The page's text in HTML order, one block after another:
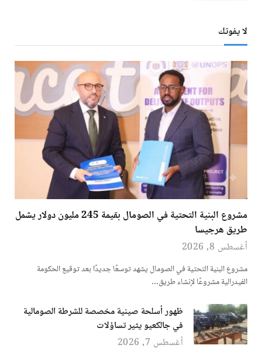
لا يفوتك
مشروع البنية التحتية في الصومال بقيمة 245 مليون دولار يشمل
طريق هرجيسا
أغسطس 8, 2026
مشروع البنية التحتية في الصومال يشهد توسعًا جديدًا بعد توقيع الحكومة
الفيدرالية مشروعًا لإنشاء طريق…
ظهور أسلحة صينية مخصصة للشرطة الصومالية
في جالكعيو يثير تساؤلات
أغسطس 7, 2026